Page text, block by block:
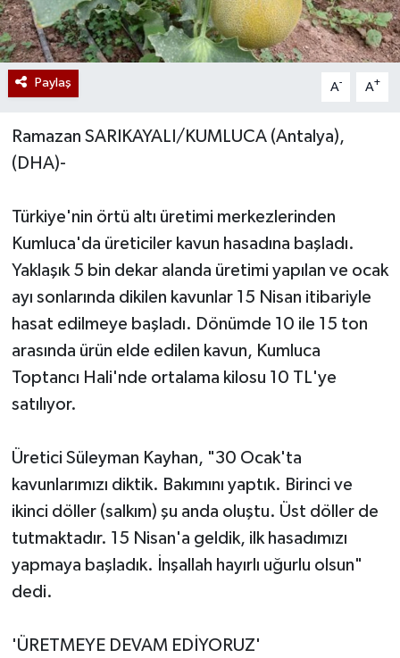
Paylaş A- A+
Ramazan SARIKAYALI/KUMLUCA (Antalya),
(DHA)-
Türkiye'nin örtü altı üretimi merkezlerinden
Kumluca'da üreticiler kavun hasadına başladı.
Yaklaşık 5 bin dekar alanda üretimi yapılan ve ocak
ayı sonlarında dikilen kavunlar 15 Nisan itibariyle
hasat edilmeye başladı. Dönümde 10 ile 15 ton
arasında ürün elde edilen kavun, Kumluca
Toptancı Hali'nde ortalama kilosu 10 TL'ye
satılıyor.
Üretici Süleyman Kayhan, "30 Ocak'ta
kavunlarımızı diktik. Bakımını yaptık. Birinci ve
ikinci döller (salkım) şu anda oluştu. Üst döller de
tutmaktadır. 15 Nisan'a geldik, ilk hasadımızı
yapmaya başladık. İnşallah hayırlı uğurlu olsun"
dedi.
'ÜRETMEYE DEVAM EDİYORUZ'